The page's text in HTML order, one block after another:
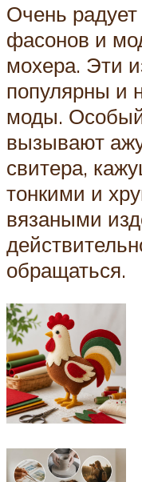
Очень
фасонов и
мохера. Эти
популярны и
моды.
вызывают
свитера,
тонкими и
вязаными
обращаться.